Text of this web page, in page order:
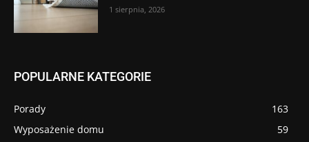
1 sierpnia, 2026
POPULARNE KATEGORIE
Porady
163
Wyposażenie domu
59